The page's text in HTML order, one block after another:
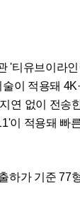
'티유브이라
이 적용돼
연 없이 전송
이 적용돼 빠
하가 기준 77